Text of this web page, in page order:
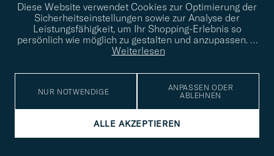
Diese Website verwendet Cookies zur Optimierung der
Sicherheitseinstellungen sowie zur Analyse der
Leistungsfähigkeit, um Ihr Shopping-Erlebnis so
persönlich wie möglich zu gestalten und anzupassen. …
Weiterlesen
NUR NOTWENDIGE
ANPASSEN ODER
ABLEHNEN
ALLE AKZEPTIEREN
info@careofcarl.de
Benötigen Sie Hilfe bei der Suche nach Ihrem persönlichen Stil?
Wenden Sie sich an uns, wir helfen Ihnen gerne weiter!
STILBERATUNG